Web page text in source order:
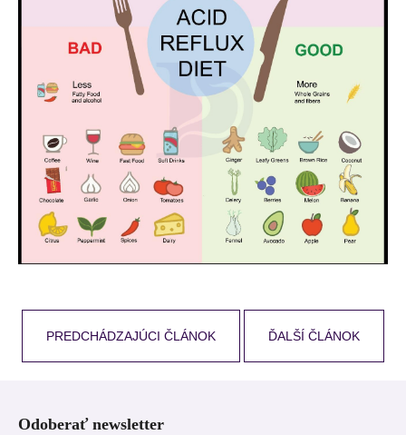
PREDCHÁDZAJÚCI ČLÁNOK ĎALŠÍ ČLÁNOK
Odoberať newsletter